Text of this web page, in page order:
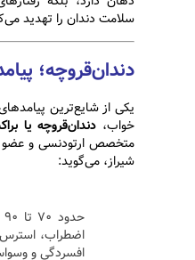
سلامت دندان را تهدید
دندان‌قروچه؛
یکی از شایع‌ترین
خواب، دندان‌قروچه یا
متخصص ارتودنسی و عضو
شیراز، می‌گوید:
اضطراب، استرس
افسردگی و